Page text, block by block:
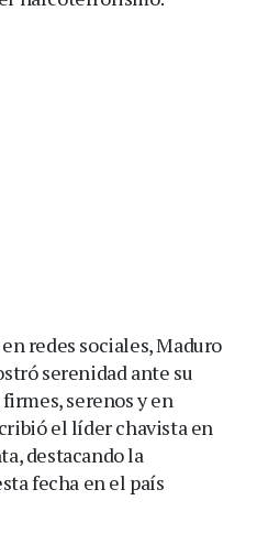
redes sociales, Maduro
serenidad ante su
serenos y en
el líder chavista en
destacando la
fecha en el país